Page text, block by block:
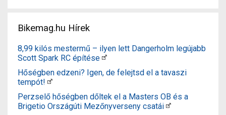
Bikemag.hu Hírek
8,99 kilós mestermű – ilyen lett Dangerholm legújabb
Scott Spark RC építése
Hőségben edzeni? Igen, de felejtsd el a tavaszi
tempót!
Perzselő hőségben dőltek el a Masters OB és a
Brigetio Országúti Mezőnyverseny csatái